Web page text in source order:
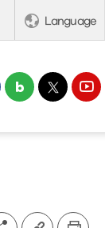
Language